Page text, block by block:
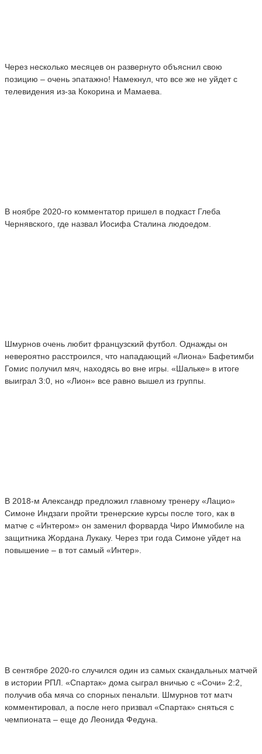
Через несколько месяцев он развернуто объяснил свою
позицию – очень эпатажно! Намекнул, что все же не уйдет с
телевидения из-за Кокорина и Мамаева.
В ноябре 2020-го комментатор пришел в подкаст Глеба
Чернявского, где назвал Иосифа Сталина людоедом.
Шмурнов очень любит французский футбол. Однажды он
невероятно расстроился, что нападающий «Лиона» Бафетимби
Гомис получил мяч, находясь во вне игры. «Шальке» в итоге
выиграл 3:0, но «Лион» все равно вышел из группы.
В 2018-м Александр предложил главному тренеру «Лацио»
Симоне Индзаги пройти тренерские курсы после того, как в
матче с «Интером» он заменил форварда Чиро Иммобиле на
защитника Жордана Лукаку. Через три года Симоне уйдет на
повышение – в тот самый «Интер».
В сентябре 2020-го случился один из самых скандальных матчей
в истории РПЛ. «Спартак» дома сыграл вничью с «Сочи» 2:2,
получив оба мяча со спорных пенальти. Шмурнов тот матч
комментировал, а после него призвал «Спартак» сняться с
чемпионата – еще до Леонида Федуна.